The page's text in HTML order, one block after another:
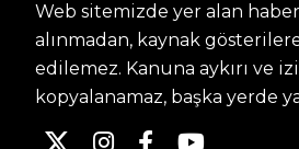
Web sitemizde yer alan
alınmadan, kaynak
edilemez. Kanuna aykırı ve
kopyalanamaz, başka yerde